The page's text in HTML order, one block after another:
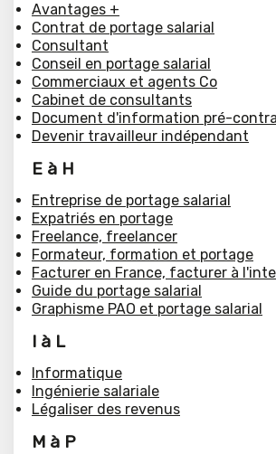
Avantages +
Contrat de portage salarial
Consultant
Conseil en portage salarial
Commerciaux et agents Co
Cabinet de consultants
Document d'information pré-
Devenir travailleur indépendant
E à H
Entreprise de portage salarial
Expatriés en portage
Freelance, freelancer
Formateur, formation et portage
Facturer en France, facturer à
Guide du portage salarial
Graphisme PAO et portage salarial
I à L
Informatique
Ingénierie salariale
Légaliser des revenus
M à P